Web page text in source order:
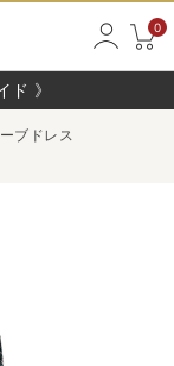
0
ド 》
ブドレス